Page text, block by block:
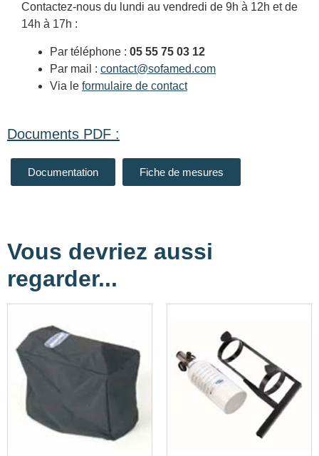
Contactez-nous du lundi au vendredi de 9h à 12h et de
14h à 17h :
Par téléphone : 05 55 75 03 12
Par mail : contact@sofamed.com
Via le formulaire de contact
Documents PDF :
Documentation Fiche de mesures
Vous devriez aussi
regarder...